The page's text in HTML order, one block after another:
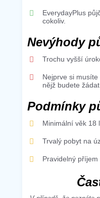
EverydayPlus
cokoliv.
Nevýhody
Trochu vyšší
Nejprve si
nějž budete
Podmínky
Minimální věk 18
Trvalý pobyt na
Pravidelný příjem